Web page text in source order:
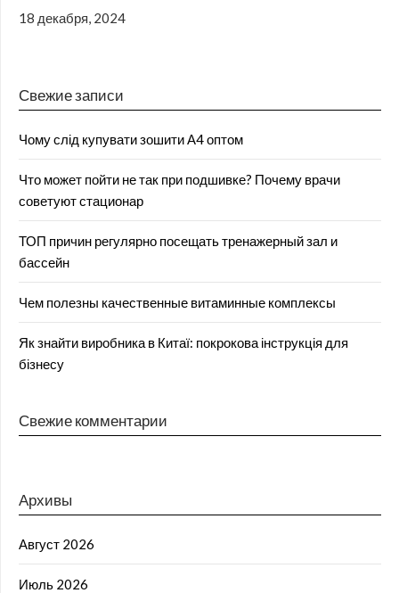
18 декабря, 2024
Свежие записи
Чому слід купувати зошити А4 оптом
Что может пойти не так при подшивке? Почему врачи
советуют стационар
ТОП причин регулярно посещать тренажерный зал и
бассейн
Чем полезны качественные витаминные комплексы
Як знайти виробника в Китаї: покрокова інструкція для
бізнесу
Свежие комментарии
Архивы
Август 2026
Июль 2026